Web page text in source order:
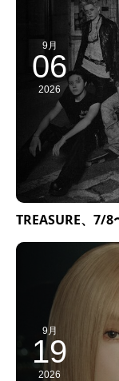
9月
06
2026
TREASURE、7/
9月
19
2026